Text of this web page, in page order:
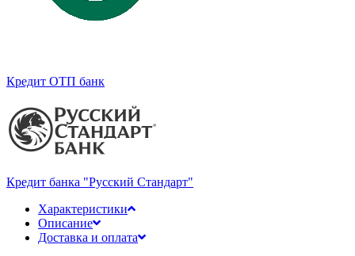
Кредит ОТП банк
Кредит банка "Русский Стандарт"
Характеристики
Описание
Доставка и оплата